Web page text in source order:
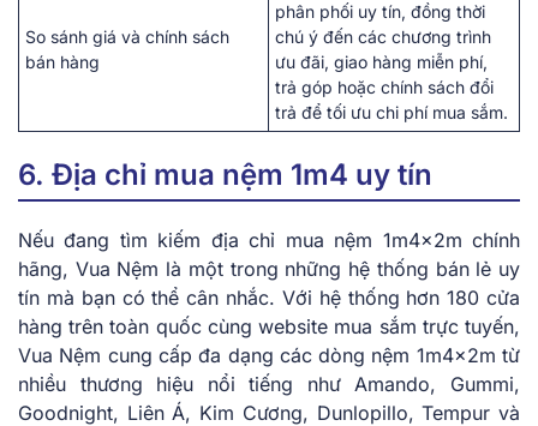
So sánh giá và chính sách
bán hàng
phân phối uy tín, đồng thời
chú ý đến các chương trình
ưu đãi, giao hàng miễn phí,
trả góp hoặc chính sách đổi
trả để tối ưu chi phí mua sắm.
6. Địa chỉ mua nệm 1m4 uy tín
Nếu đang tìm kiếm địa chỉ mua nệm 1m4x2m chính
hãng, Vua Nệm là một trong những hệ thống bán lẻ uy
tín mà bạn có thể cân nhắc. Với hệ thống hơn 180 cửa
hàng trên toàn quốc cùng website mua sắm trực tuyến,
Vua Nệm cung cấp đa dạng các dòng nệm 1m4x2m từ
nhiều thương hiệu nổi tiếng như Amando, Gummi,
Goodnight, Liên Á, Kim Cương, Dunlopillo, Tempur và